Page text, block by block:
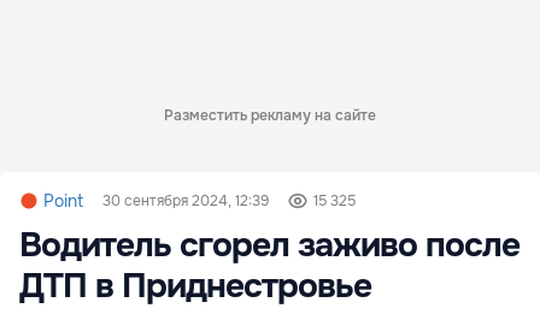
Разместить рекламу на сайте
Point 30 сентября 2024, 12:39 15 325
Водитель сгорел заживо после
ДТП в Приднестровье